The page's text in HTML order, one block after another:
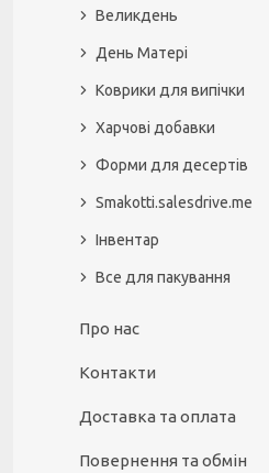
Великдень
День Матері
Коврики для випічки
Харчові добавки
Форми для десертів
Smakotti.salesdrive.me
Інвентар
Все для пакування
Про нас
Контакти
Доставка та оплата
Повернення та обмін